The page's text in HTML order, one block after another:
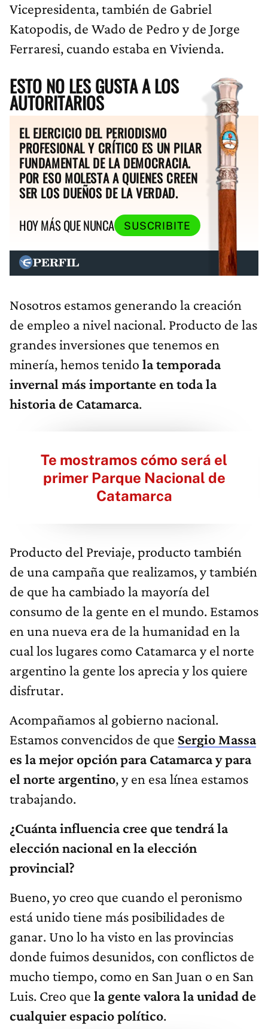
Vicepresidenta, también de Gabriel
Katopodis, de Wado de Pedro y de Jorge
Ferraresi, cuando estaba en Vivienda.
ESTO NO LES GUSTA A LOS
AUTORITARIOS
EL EJERCICIO DEL PERIODISMO
PROFESIONAL Y CRÍTICO ES UN PILAR
FUNDAMENTAL DE LA DEMOCRACIA.
POR ESO MOLESTA A QUIENES CREEN
SER LOS DUEÑOS DE LA VERDAD.
HOY MÁS QUE NUNCA
SUSCRIBITE
Nosotros estamos generando la creación
de empleo a nivel nacional. Producto de las
grandes inversiones que tenemos en
minería, hemos tenido la temporada
invernal más importante en toda la
historia de Catamarca.
Te mostramos cómo será el
primer Parque Nacional de
Catamarca
Producto del Previaje, producto también
de una campaña que realizamos, y también
de que ha cambiado la mayoría del
consumo de la gente en el mundo. Estamos
en una nueva era de la humanidad en la
cual los lugares como Catamarca y el norte
argentino la gente los aprecia y los quiere
disfrutar.
Acompañamos al gobierno nacional.
Estamos convencidos de que Sergio Massa
es la mejor opción para Catamarca y para
el norte argentino, y en esa línea estamos
trabajando.
¿Cuánta influencia cree que tendrá la
elección nacional en la elección
provincial?
Bueno, yo creo que cuando el peronismo
está unido tiene más posibilidades de
ganar. Uno lo ha visto en las provincias
donde fuimos desunidos, con conflictos de
mucho tiempo, como en San Juan o en San
Luis. Creo que la gente valora la unidad de
cualquier espacio político.